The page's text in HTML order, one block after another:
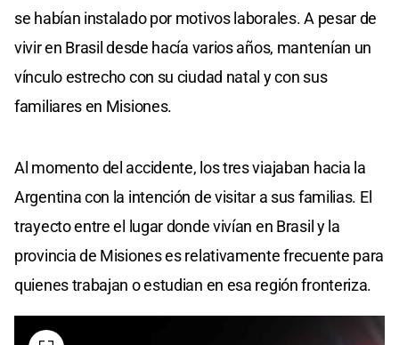
se habían instalado por motivos laborales. A pesar de
vivir en Brasil desde hacía varios años, mantenían un
vínculo estrecho con su ciudad natal y con sus
familiares en Misiones.
Al momento del accidente, los tres viajaban hacia la
Argentina con la intención de visitar a sus familias. El
trayecto entre el lugar donde vivían en Brasil y la
provincia de Misiones es relativamente frecuente para
quienes trabajan o estudian en esa región fronteriza.